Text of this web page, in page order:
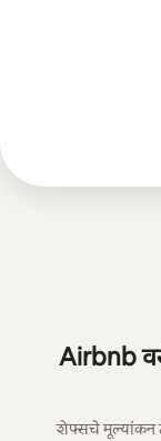
Airbnb
शेफ्सचे मूल्यांकन